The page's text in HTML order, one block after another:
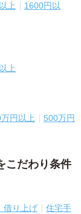
上
1600円以
上
円以上
500万円
こだわり条件
借り上げ
住宅手